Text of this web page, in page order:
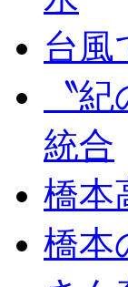
台風
〝
統合
橋本
橋本